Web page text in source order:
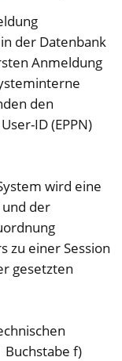
der Datenbank
Anmeldung
den
ID (EPPN)
wird eine
und der
zu einer Session
gesetzten
Buchstabe f)